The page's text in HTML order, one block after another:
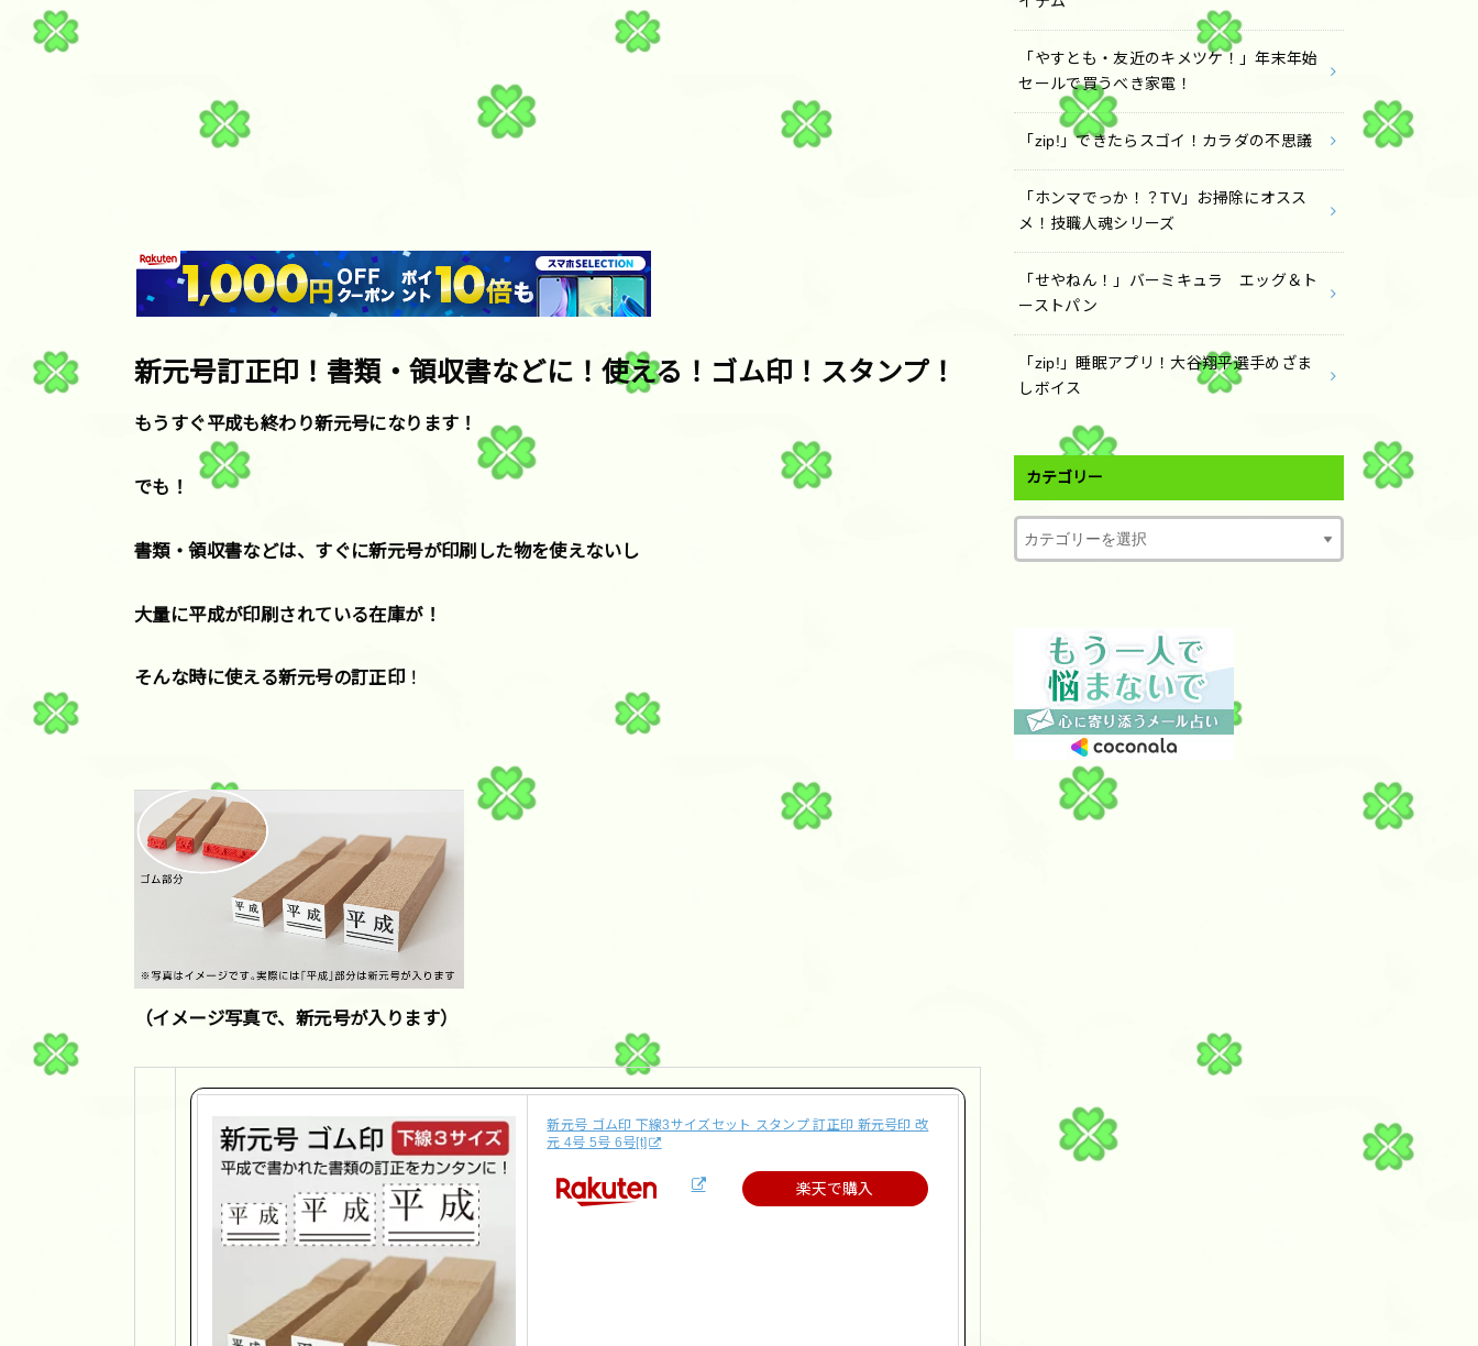
新元号訂正印！書類・領収書などに！使える！ゴム印！スタンプ！
もうすぐ平成も終わり新元号になります！
でも！
書類・領収書などは、すぐに新元号が印刷した物を使えないし
大量に平成が印刷されている在庫が！
そんな時に使える新元号の訂正印 ！
（イメージ写真で、新元号が入ります）
新元号 ゴム印 下線3サイズセット スタンプ 訂正印 新元号印 改
元 4号 5号 6号[t]
楽天で購入
「やすとも・友近のキメツケ！」年末年始
セールで買うべき家電！
「zip!」できたらスゴイ！カラダの不思議
「ホンマでっか！？TV」お掃除にオスス
メ！技職人魂シリーズ
「せやねん！」バーミキュラ エッグ＆ト
ーストパン
「zip!」睡眠アプリ！大谷翔平選手めざま
しボイス
カテゴリー